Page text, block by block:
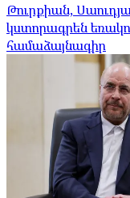
Թուրքիան,
կստորագրեն
համաձայնագիր